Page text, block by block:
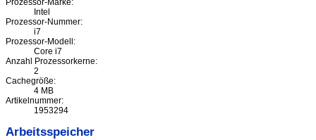
Prozessor-Marke:
Intel
Prozessor-Nummer:
i7
Prozessor-Modell:
Core i7
Anzahl Prozessorkerne:
2
Cachegröße:
4 MB
Artikelnummer:
1953294
Arbeitsspeicher